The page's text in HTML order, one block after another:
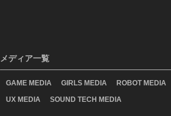
メディア一覧
GAME MEDIA GIRLS MEDIA ROBOT MEDIA
UX MEDIA
SOUND TECH MEDIA